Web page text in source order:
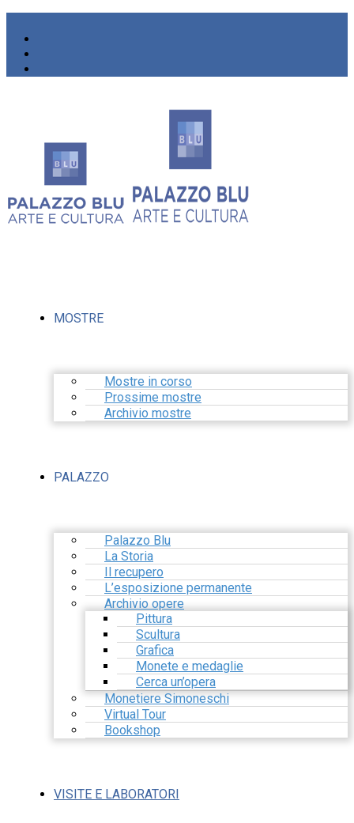
MOSTRE
Mostre in corso
Prossime mostre
Archivio mostre
PALAZZO
Palazzo Blu
La Storia
Il recupero
L’esposizione permanente
Archivio opere
Pittura
Scultura
Grafica
Monete e medaglie
Cerca un’opera
Monetiere Simoneschi
Virtual Tour
Bookshop
VISITE E LABORATORI